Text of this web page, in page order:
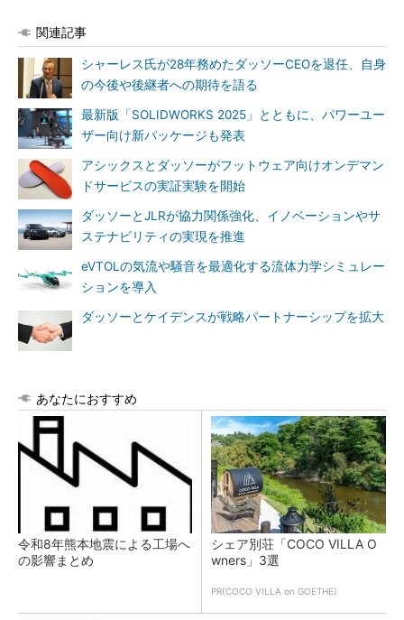
関連記事
シャーレス氏が28年務めたダッソーCEOを退任、自身
の今後や後継者への期待を語る
最新版「SOLIDWORKS 2025」とともに、パワーユー
ザー向け新パッケージも発表
アシックスとダッソーがフットウェア向けオンデマン
ドサービスの実証実験を開始
ダッソーとJLRが協力関係強化、イノベーションやサ
ステナビリティの実現を推進
eVTOLの気流や騒音を最適化する流体力学シミュレー
ションを導入
ダッソーとケイデンスが戦略パートナーシップを拡大
あなたにおすすめ
令和8年熊本地震による工場へ
の影響まとめ
シェア別荘「COCO VILLA O
wners」3選
PR(COCO VILLA on GOETHE)